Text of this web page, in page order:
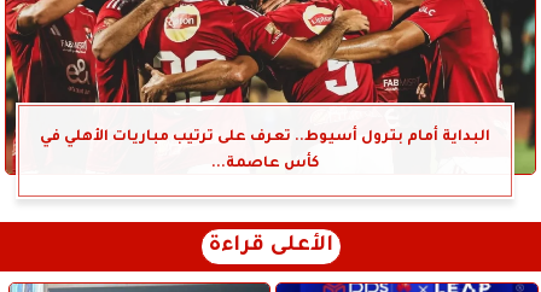
البداية أمام بترول أسيوط.. تعرف على ترتيب مباريات الأهلي في
كأس عاصمة...
الأعلى قراءة